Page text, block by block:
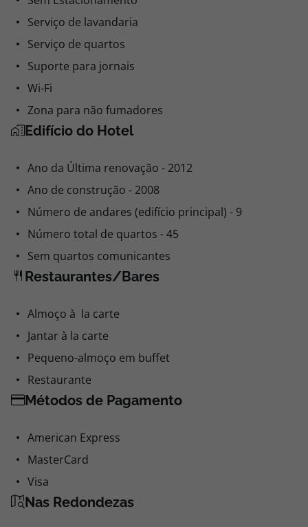
Serviço de lavandaria
Serviço de quartos
Suporte para jornais
Wi-Fi
Zona para não fumadores
Edifício do Hotel
Ano da Última renovação - 2012
Ano de construção - 2008
Número de andares (edifício principal) - 9
Número total de quartos - 45
Sem quartos comunicantes
Restaurantes/Bares
Almoço à la carte
Jantar à la carte
Pequeno-almoço em buffet
Restaurante
Métodos de Pagamento
American Express
MasterCard
Visa
Nas Redondezas